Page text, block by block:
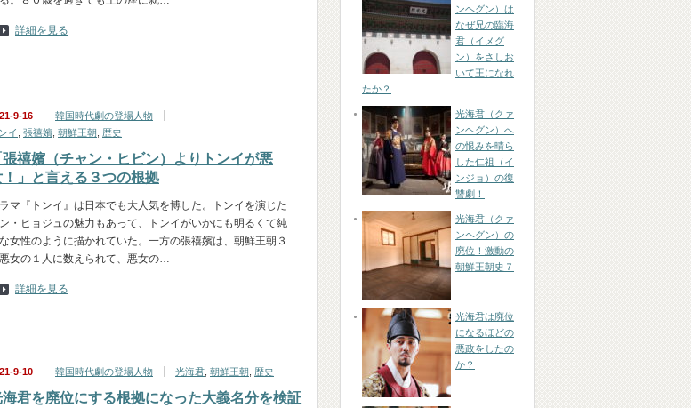
詳細を見る
9-16
韓国時代劇の登場人物
イ
張禧嬪 朝鮮王朝 歴史
張禧嬪（チャン・ヒビン）よりトンイが悪
！」と言える３つの根拠
ラマ『トンイ』は日本でも大人気を博した。トンイを演じた
・ヒョジュの魅力もあって、トンイがいかにも明るくて純
女性のように描かれていた。一方の張禧嬪は、朝鮮王朝３
女の１人に数えられて、悪女の…
詳細を見る
9-10 韓国時代劇の登場人物 光海君 朝鮮王朝 歴史
海君を廃位にする根拠になった大義名分を検証
ンヘグン）は
なぜ兄の臨海
君（イメグ
ン）をさしお
いて王になれ
たか？
光海君（クァ
ンヘグン）へ
の恨みを晴ら
した仁祖（イ
ンジョ）の復
讐劇！
光海君（クァ
ンヘグン）の
廃位！激動の
朝鮮王朝史７
光海君は廃位
になるほどの
悪政をしたの
か？